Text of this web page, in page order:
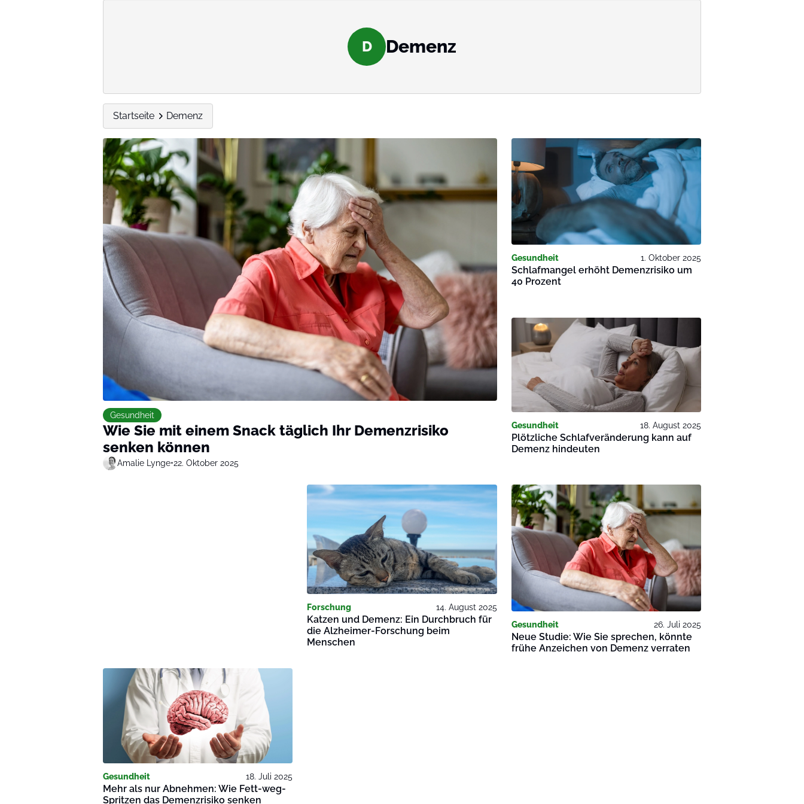
D Demenz
Startseite Demenz
Gesundheit
Wie Sie mit einem Snack täglich Ihr Demenzrisiko
senken können
Amalie Lynge•22. Oktober 2025
Gesundheit 1. Oktober 2025
Schlafmangel erhöht Demenzrisiko um
40 Prozent
Gesundheit 18. August 2025
Plötzliche Schlafveränderung kann auf
Demenz hindeuten
Forschung 14. August 2025
Katzen und Demenz: Ein Durchbruch für
die Alzheimer-Forschung beim
Menschen
Gesundheit 26. Juli 2025
Neue Studie: Wie Sie sprechen, könnte
frühe Anzeichen von Demenz verraten
Gesundheit 18. Juli 2025
Mehr als nur Abnehmen: Wie Fett-weg-
Spritzen das Demenzrisiko senken